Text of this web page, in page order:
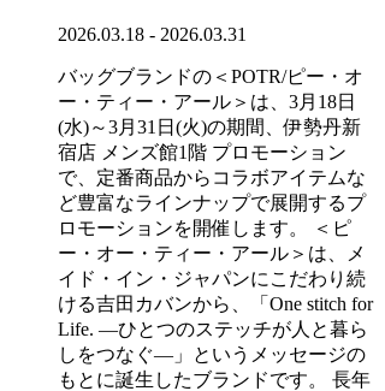
2026.03.18 - 2026.03.31
バッグブランドの＜POTR/ピー・オ
ー・ティー・アール＞は、3月18日
(水)～3月31日(火)の期間、伊勢丹新
宿店 メンズ館1階 プロモーション
で、定番商品からコラボアイテムな
ど豊富なラインナップで展開するプ
ロモーションを開催します。 ＜ピ
ー・オー・ティー・アール＞は、メ
イド・イン・ジャパンにこだわり続
ける吉田カバンから、「One stitch for
Life. ―ひとつのステッチが人と暮ら
しをつなぐ―」というメッセージの
もとに誕生したブランドです。 長年